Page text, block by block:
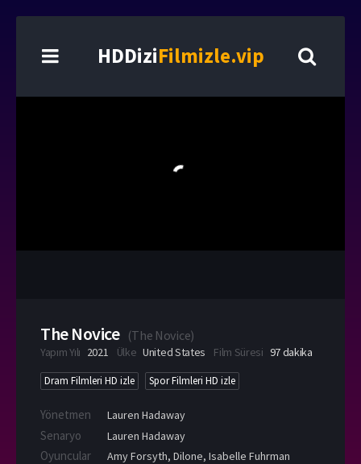
HDDiziFilmizle.vip
The Novice (The Novice)
Yapım Yılı 2021 Ülke United States Film Süresi 97 dakika
Dram Filmleri HD izle Spor Filmleri HD izle
Yönetmen Lauren Hadaway
Senaryo Lauren Hadaway
Oyuncular Amy Forsyth, Dilone, Isabelle Fuhrman